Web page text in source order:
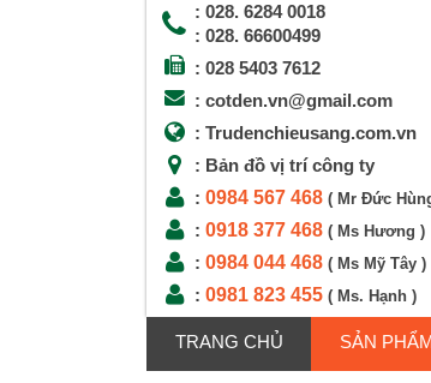
: 028. 6284 0018
: 028. 66600499
: 028 5403 7612
: cotden.vn@gmail.com
: Trudenchieusang.com.vn
: Bản đồ vị trí công ty
: 0984 567 468 ( Mr Đức
: 0918 377 468 ( Ms Hương )
: 0984 044 468 ( Ms Mỹ Tây )
: 0981 823 455 ( Ms. Hạnh )
TRANG CHỦ SẢN